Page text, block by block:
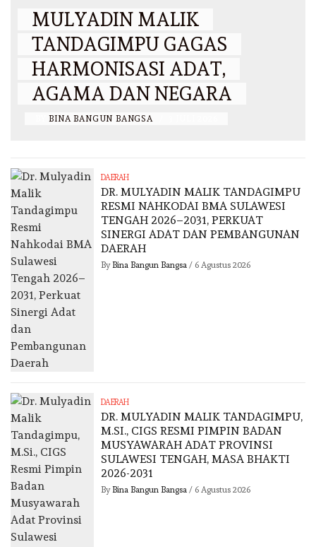
MULYADIN MALIK
TANDAGIMPU GAGAS
HARMONISASI ADAT,
AGAMA DAN NEGARA
BINA BANGUN BANGSA
DAERAH
DR. MULYADIN MALIK TANDAGIMPU
RESMI NAHKODAI BMA SULAWESI
TENGAH 2026–2031, PERKUAT
SINERGI ADAT DAN PEMBANGUNAN
DAERAH
By Bina Bangun Bangsa / 6 Agustus 2026
DAERAH
DR. MULYADIN MALIK TANDAGIMPU,
M.SI., CIGS RESMI PIMPIN BADAN
MUSYAWARAH ADAT PROVINSI
SULAWESI TENGAH, MASA BHAKTI
2026-2031
By Bina Bangun Bangsa / 6 Agustus 2026